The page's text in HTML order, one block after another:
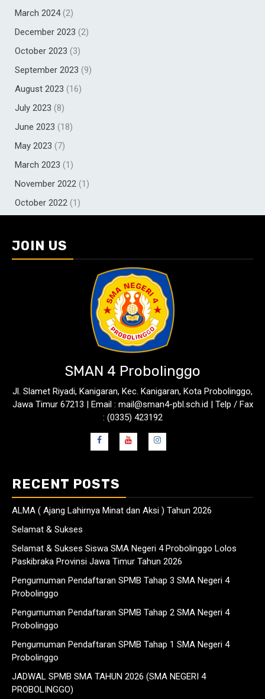
March 2024(2)
December 2023 (2)
October 2023 (3)
September 2023 (9)
August 2023 (16)
July 2023 (8)
June 2023 (18)
May 2023 (7)
March 2023 (1)
November 2022 (1)
October 2022 (1)
JOIN US
SMAN 4 Probolinggo
Jl. Slamet Riyadi, Kanigaran, Kec. Kanigaran, Kota Probolinggo,
Jawa Timur 67213 | Email : mail@sman4-pbl.sch.id | Telp / Fax
: (0335) 423192
RECENT POSTS
ALMA ( Ajang Lahirnya Minat dan Aksi ) Tahun 2026
Selamat & Sukses
Selamat & Sukses Siswa SMA Negeri 4 Probolinggo Lolos
Paskibraka Provinsi Jawa Timur Tahun 2026
Pengumuman Pendaftaran SPMB Tahap 3 SMA Negeri 4
Probolinggo
Pengumuman Pendaftaran SPMB Tahap 2 SMA Negeri 4
Probolinggo
Pengumuman Pendaftaran SPMB Tahap 1 SMA Negeri 4
Probolinggo
JADWAL SPMB SMA TAHUN 2026 (SMA NEGERI 4
PROBOLINGGO)